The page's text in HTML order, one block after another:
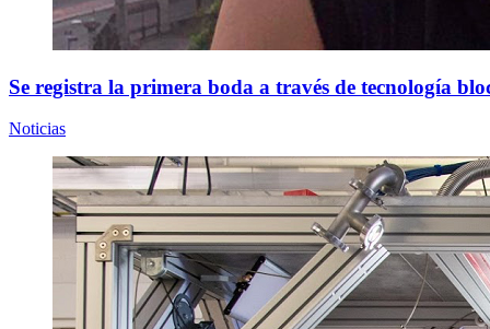
Se registra la primera boda a través de tecnología
Noticias